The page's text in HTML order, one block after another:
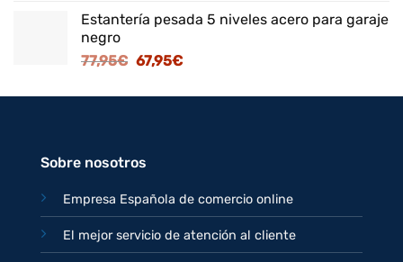
original
82,95€.
actual
Estantería pesada 5 niveles acero para garaje
negro
77,95€ El
original
67,95€El
actual
Sobre nosotros
Empresa Española de comercio online
El mejor servicio de atención al cliente